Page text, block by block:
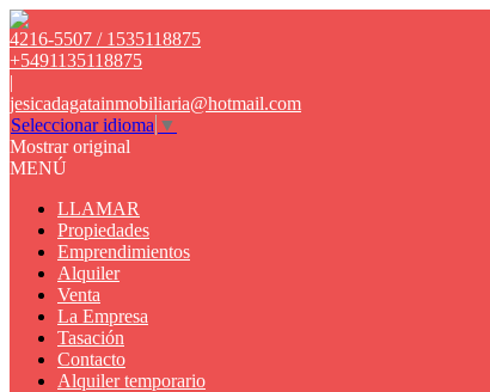
4216-5507 / 1535118875
+5491135118875
|
jesicadagatainmobiliaria@hotmail.com
Seleccionar idioma ▼
Mostrar original
MENÚ
LLAMAR
Propiedades
Emprendimientos
Alquiler
Venta
La Empresa
Tasación
Contacto
Alquiler temporario